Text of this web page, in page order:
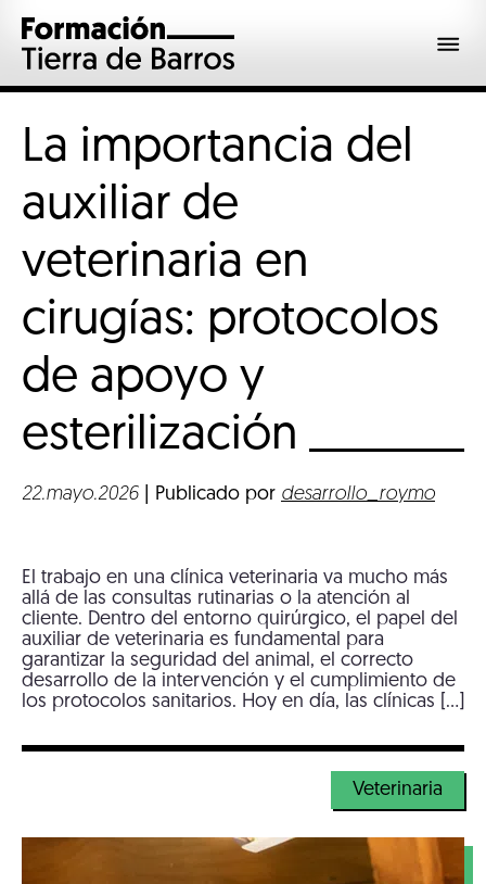
La importancia del
auxiliar de
veterinaria en
cirugías: protocolos
de apoyo y
esterilización
22.mayo.2026 | Publicado por desarrollo_roymo
El trabajo en una clínica veterinaria va mucho más
allá de las consultas rutinarias o la atención al
cliente. Dentro del entorno quirúrgico, el papel del
auxiliar de veterinaria es fundamental para
garantizar la seguridad del animal, el correcto
desarrollo de la intervención y el cumplimiento de
los protocolos sanitarios. Hoy en día, las clínicas […]
Veterinaria